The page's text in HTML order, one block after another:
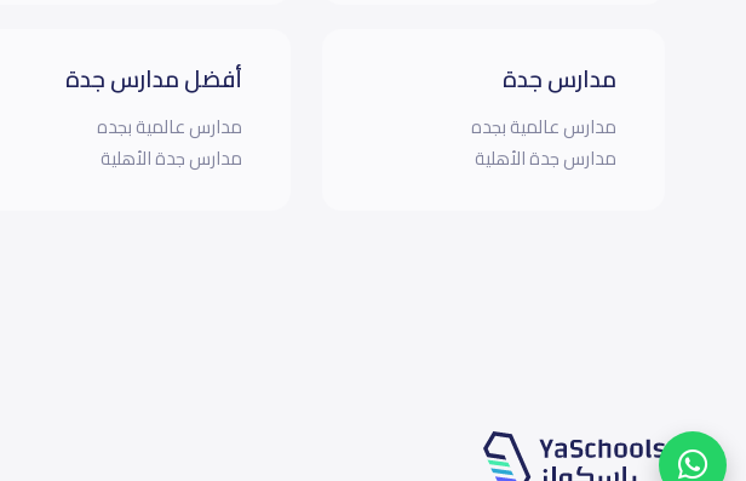
مدارس جدة
مدارس عالمية بجده
مدارس جدة الأهلية
أفضل مدارس جدة
مدارس عالمية بجده
مدارس جدة الأهلية